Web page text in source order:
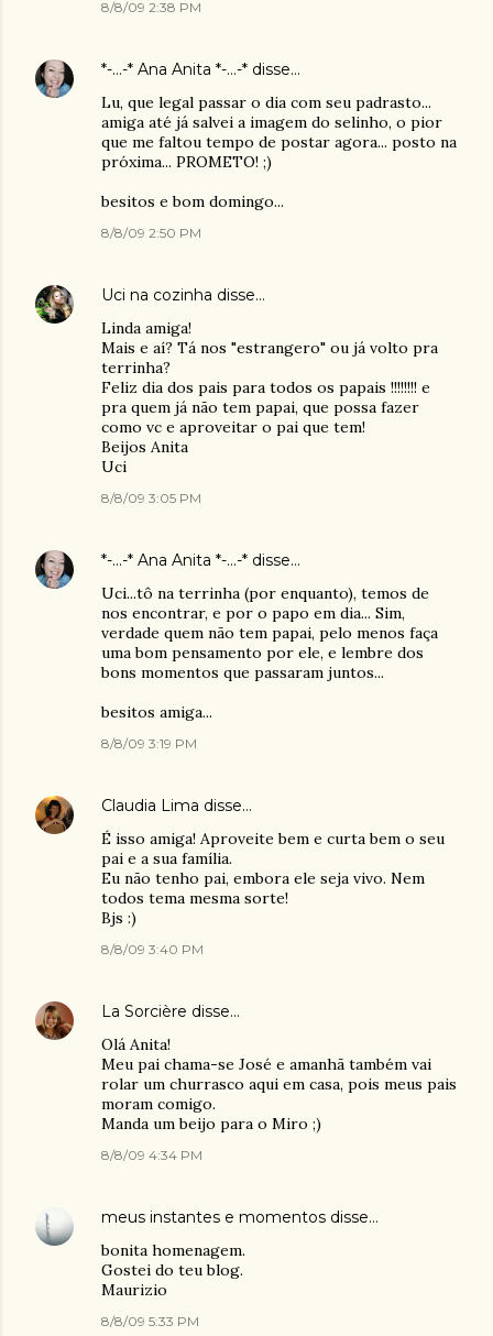
8/8/09 2:38 PM
*-...-* Ana Anita *-...-* disse…
Lu, que legal passar o dia com seu padrasto...
amiga até já salvei a imagem do selinho, o pior
que me faltou tempo de postar agora... posto na
próxima... PROMETO! ;)
besitos e bom domingo...
8/8/09 2:50 PM
Uci na cozinha disse…
Linda amiga!
Mais e aí? Tá nos "estrangero" ou já volto pra
terrinha?
Feliz dia dos pais para todos os papais !!!!!!!! e
pra quem já não tem papai, que possa fazer
como vc e aproveitar o pai que tem!
Beijos Anita
Uci
8/8/09 3:05 PM
*-...-* Ana Anita *-...-* disse…
Uci...tô na terrinha (por enquanto), temos de
nos encontrar, e por o papo em dia... Sim,
verdade quem não tem papai, pelo menos faça
uma bom pensamento por ele, e lembre dos
bons momentos que passaram juntos...
besitos amiga...
8/8/09 3:19 PM
Claudia Lima disse…
É isso amiga! Aproveite bem e curta bem o seu
pai e a sua família.
Eu não tenho pai, embora ele seja vivo. Nem
todos tema mesma sorte!
Bjs :)
8/8/09 3:40 PM
La Sorcière disse…
Olá Anita!
Meu pai chama-se José e amanhã também vai
rolar um churrasco aqui em casa, pois meus pais
moram comigo.
Manda um beijo para o Miro ;)
8/8/09 4:34 PM
meus instantes e momentos disse…
bonita homenagem.
Gostei do teu blog.
Maurizio
8/8/09 5:33 PM